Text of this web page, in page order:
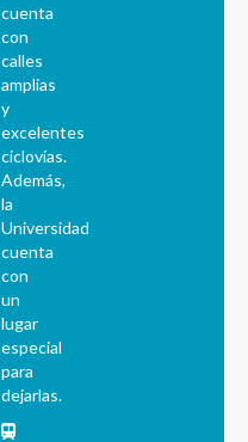
cuenta
con
calles
amplias
y
excelentes
ciclovías.
Además,
la
Universidad
cuenta
con
un
lugar
especial
para
dejarlas.